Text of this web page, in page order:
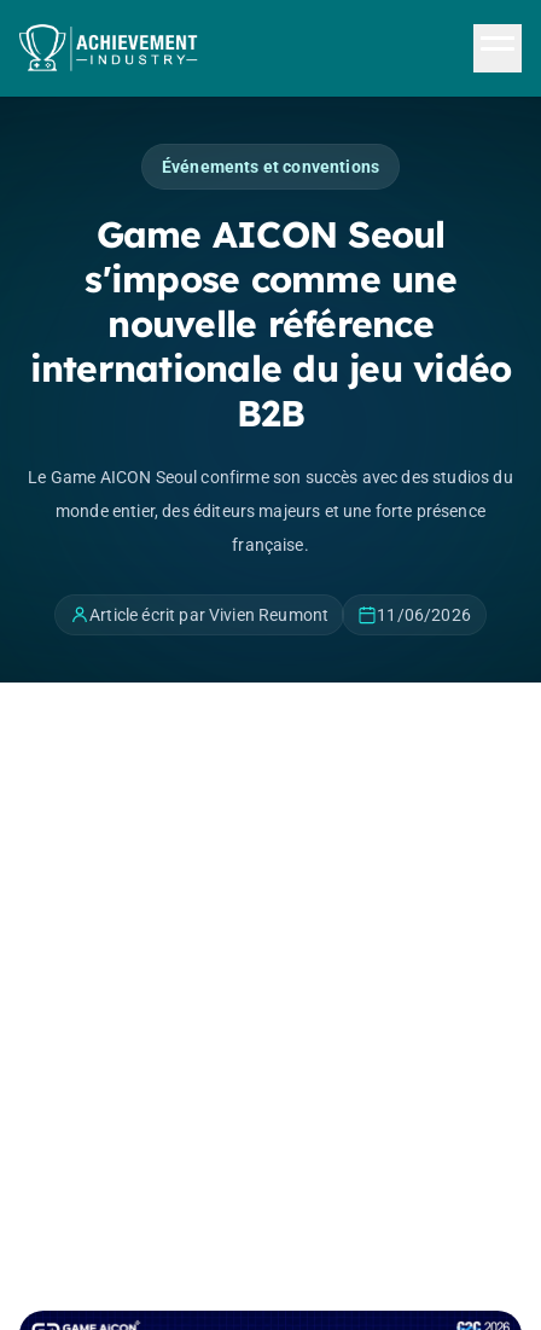
Événements et conventions
Game AICON Seoul
s'impose comme une
nouvelle référence
internationale du jeu vidéo
B2B
Le Game AICON Seoul confirme son succès avec des studios du
monde entier, des éditeurs majeurs et une forte présence
française.
Article écrit par Vivien Reumont 11/06/2026